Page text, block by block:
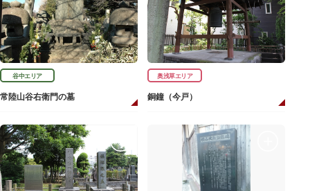
谷中エリア
常陸山谷右衛門の墓
奥浅草エリア
銅鐘（今戸）